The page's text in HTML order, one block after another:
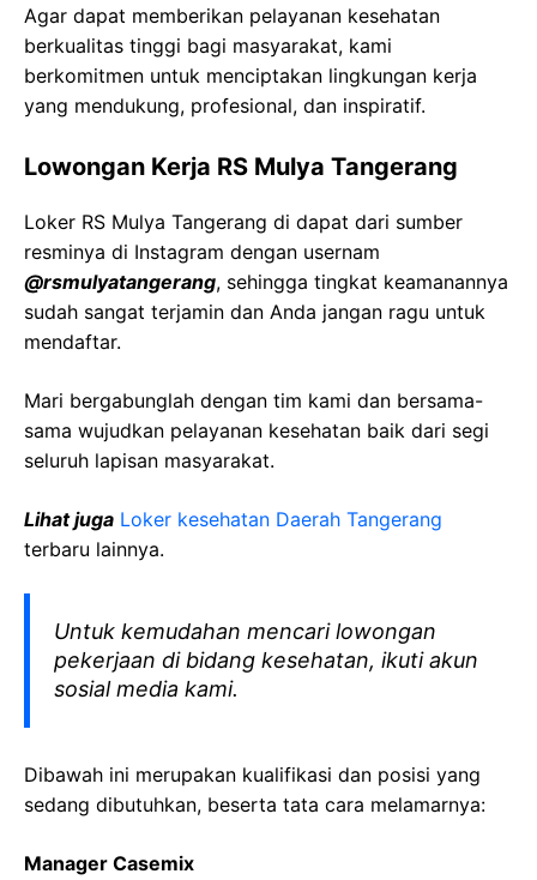
Agar dapat memberikan pelayanan kesehatan
berkualitas tinggi bagi masyarakat, kami
berkomitmen untuk menciptakan lingkungan kerja
yang mendukung, profesional, dan inspiratif.
Lowongan Kerja RS Mulya Tangerang
Loker RS Mulya Tangerang di dapat dari sumber
resminya di Instagram dengan usernam
@rsmulyatangerang, sehingga tingkat keamanannya
sudah sangat terjamin dan Anda jangan ragu untuk
mendaftar.
Mari bergabunglah dengan tim kami dan bersama-
sama wujudkan pelayanan kesehatan baik dari segi
seluruh lapisan masyarakat.
Lihat juga Loker kesehatan Daerah Tangerang
terbaru lainnya.
Untuk kemudahan mencari lowongan
pekerjaan di bidang kesehatan, ikuti akun
sosial media kami.
Dibawah ini merupakan kualifikasi dan posisi yang
sedang dibutuhkan, beserta tata cara melamarnya:
Manager Casemix